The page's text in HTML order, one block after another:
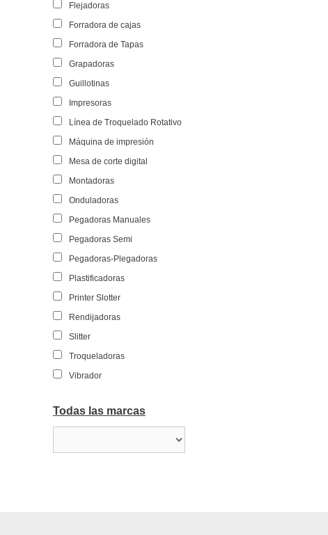
Flejadoras
Forradora de cajas
Forradora de Tapas
Grapadoras
Guillotinas
Impresoras
Línea de Troquelado Rotativo
Máquina de impresión
Mesa de corte digital
Montadoras
Onduladoras
Pegadoras Manuales
Pegadoras Semi
Pegadoras-Plegadoras
Plastificadoras
Printer Slotter
Rendijadoras
Slitter
Troqueladoras
Vibrador
Todas las marcas